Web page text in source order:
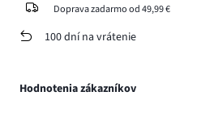
Doprava zadarmo od 49,99 €
100 dní na vrátenie
Hodnotenia zákazníkov